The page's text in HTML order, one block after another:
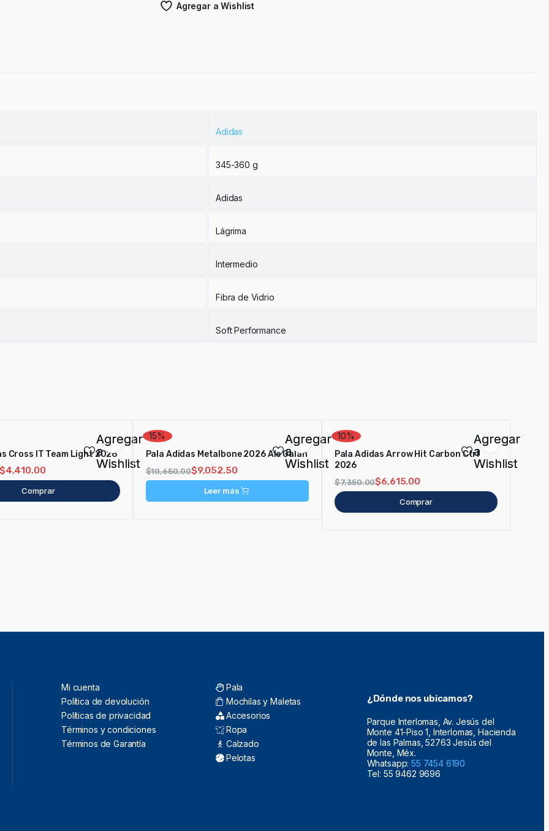
Agregar a Wishlist
Adidas
345-360 g
Adidas
Lágrima
Intermedio
Fibra de Vidrio
Soft Performance
Agregar
a
Wishlist
Cross IT Team Light 2026
4,410.00
Comprar
15%
Agregar
a
Wishlist
Pala Adidas Metalbone 2026 Ale Galán
$10,650.00$9,052.50
Leer más
10%
Agregar
a
Wishlist
Pala Adidas Arrow Hit Carbon Ctrl
2026
$7,350.00$6,615.00
Comprar
Mi cuenta
Política de devolución
Políticas de privacidad
Términos y condiciones
Términos de Garantía
Pala
Mochilas y Maletas
Accesorios
Ropa
Calzado
Pelotas
¿Dónde nos ubicamos?
Parque Interlomas, Av. Jesús del
Monte 41-Piso 1, Interlomas, Hacienda
de las Palmas, 52763 Jesús del
Monte, Méx.
Whatsapp:55 7454 6190
Tel: 55 9462 9696